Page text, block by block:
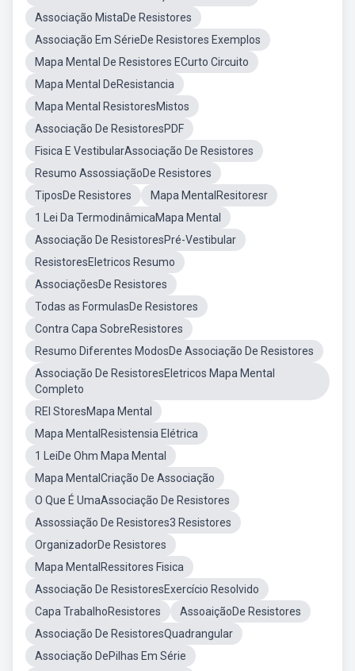
Associação MistaDe Resistores
Associação Em SérieDe Resistores Exemplos
Mapa Mental De Resistores ECurto Circuito
Mapa Mental DeResistancia
Mapa Mental ResistoresMistos
Associação De ResistoresPDF
Fisica E VestibularAssociação De Resistores
Resumo AssossiaçãoDe Resistores
TiposDe Resistores
Mapa MentalResitoresr
1 Lei Da TermodinâmicaMapa Mental
Associação De ResistoresPré-Vestibular
ResistoresEletricos Resumo
AssociaçõesDe Resistores
Todas as FormulasDe Resistores
Contra Capa SobreResistores
Resumo Diferentes ModosDe Associação De Resistores
Associação De ResistoresEletricos Mapa Mental
Completo
REI StoresMapa Mental
Mapa MentalResistensia Elétrica
1 LeiDe Ohm Mapa Mental
Mapa MentalCriação De Associação
O Que É UmaAssociação De Resistores
Assossiação De Resistores3 Resistores
OrganizadorDe Resistores
Mapa MentalRessitores Fisica
Associação De ResistoresExercício Resolvido
Capa TrabalhoResistores
AssoaiçãoDe Resistores
Associação De ResistoresQuadrangular
Associação DePilhas Em Série